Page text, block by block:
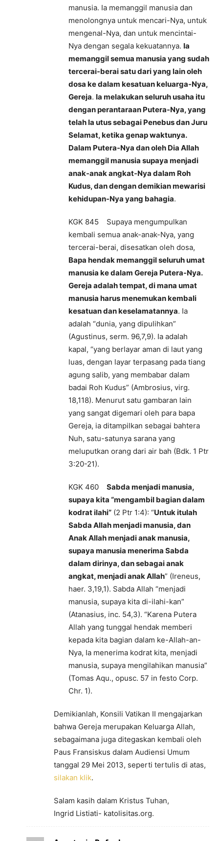
manusia. Ia memanggil manusia dan
menolongnya untuk mencari-Nya, untuk
mengenal-Nya, dan untuk mencintai-
Nya dengan segala kekuatannya. Ia
memanggil semua manusia yang sudah
tercerai-berai satu dari yang lain oleh
dosa ke dalam kesatuan keluarga-Nya,
Gereja. Ia melakukan seluruh usaha itu
dengan perantaraan Putera-Nya, yang
telah Ia utus sebagai Penebus dan Juru
Selamat, ketika genap waktunya.
Dalam Putera-Nya dan oleh Dia Allah
memanggil manusia supaya menjadi
anak-anak angkat-Nya dalam Roh
Kudus, dan dengan demikian mewarisi
kehidupan-Nya yang bahagia.
KGK 845 Supaya mengumpulkan
kembali semua anak-anak-Nya, yang
tercerai-berai, disesatkan oleh dosa,
Bapa hendak memanggil seluruh umat
manusia ke dalam Gereja Putera-Nya.
Gereja adalah tempat, di mana umat
manusia harus menemukan kembali
kesatuan dan keselamatannya. Ia
adalah “dunia, yang dipulihkan”
(Agustinus, serm. 96,7,9). Ia adalah
kapal, “yang berlayar aman di laut yang
luas, dengan layar terpasang pada tiang
agung salib, yang membabar dalam
badai Roh Kudus” (Ambrosius, virg.
18,118). Menurut satu gambaran lain
yang sangat digemari oleh para bapa
Gereja, ia ditampilkan sebagai bahtera
Nuh, satu-satunya sarana yang
meluputkan orang dari air bah (Bdk. 1 Ptr
3:20-21).
KGK 460 Sabda menjadi manusia,
supaya kita “mengambil bagian dalam
kodrat ilahi” (2 Ptr 1:4): “Untuk itulah
Sabda Allah menjadi manusia, dan
Anak Allah menjadi anak manusia,
supaya manusia menerima Sabda
dalam dirinya, dan sebagai anak
angkat, menjadi anak Allah” (Ireneus,
haer. 3,19,1). Sabda Allah “menjadi
manusia, supaya kita di-ilahi-kan”
(Atanasius, inc. 54,3). “Karena Putera
Allah yang tunggal hendak memberi
kepada kita bagian dalam ke-Allah-an-
Nya, Ia menerima kodrat kita, menjadi
manusia, supaya mengilahikan manusia”
(Tomas Aqu., opusc. 57 in festo Corp.
Chr. 1).
Demikianlah, Konsili Vatikan II mengajarkan
bahwa Gereja merupakan Keluarga Allah,
sebagaimana juga ditegaskan kembali oleh
Paus Fransiskus dalam Audiensi Umum
tanggal 29 Mei 2013, seperti tertulis di atas,
silakan klik.
Salam kasih dalam Kristus Tuhan,
Ingrid Listiati- katolisitas.org.